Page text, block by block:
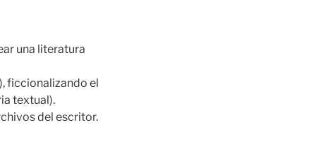
una literatura
ficcionalizando el
textual).
del escritor.